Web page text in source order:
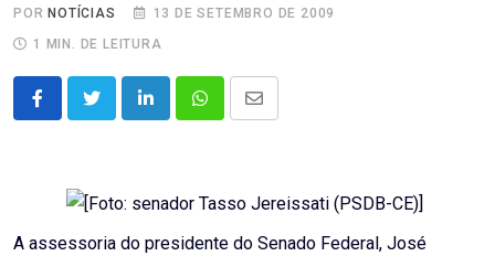
POR NOTÍCIAS
13 DE SETEMBRO DE 2009
1 MIN. DE LEITURA
LinkedInWhatsappShare
A assessoria do presidente do Senado Federal, José